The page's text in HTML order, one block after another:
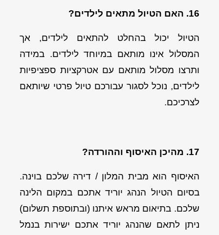
16. האם הטיול מתאים לילדים?
הטיול יכול בהחלט להתאים לילדים, אך
המסלול אינו מותאם במיוחד לילדים. במידה
ותרצו מסלול מותאם עם אטרקציות ספציפיות
לילדים, נוכל לסגור עבורכם טיול פרטי שיותאם
לצרכיכם.
17. מהיכן האיסוף וההורדה?
האיסוף הוא מבית המלון / דירה שלכם בוינה.
בסיום הטיול הנהג יוריד אתכם במקום הלינה
שלכם. בתיאום מראש איתנו (ובתוספת תשלום)
ניתן לתאם שהנהג יוריד אתכם ישירות בנמל